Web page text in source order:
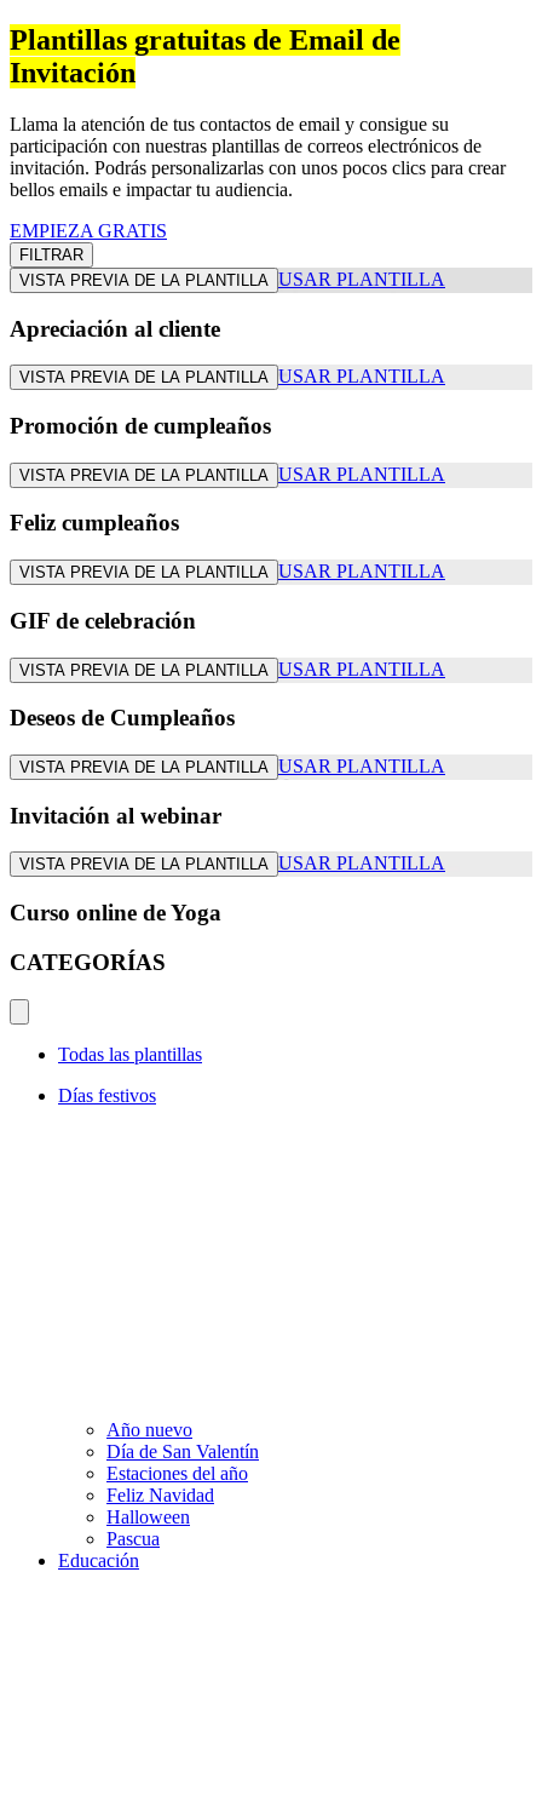
Plantillas gratuitas de Email de
Invitación
Llama la atención de tus contactos de email y consigue su
participación con nuestras plantillas de correos electrónicos de
invitación. Podrás personalizarlas con unos pocos clics para crear
bellos emails e impactar tu audiencia.
EMPIEZA GRATIS
FILTRAR
VISTA PREVIA DE LA PLANTILLA USAR PLANTILLA
Apreciación al cliente
VISTA PREVIA DE LA PLANTILLA USAR PLANTILLA
Promoción de cumpleaños
VISTA PREVIA DE LA PLANTILLA USAR PLANTILLA
Feliz cumpleaños
VISTA PREVIA DE LA PLANTILLA USAR PLANTILLA
GIF de celebración
VISTA PREVIA DE LA PLANTILLA USAR PLANTILLA
Deseos de Cumpleaños
VISTA PREVIA DE LA PLANTILLA USAR PLANTILLA
Invitación al webinar
VISTA PREVIA DE LA PLANTILLA USAR PLANTILLA
Curso online de Yoga
CATEGORÍAS
Todas las plantillas
Días festivos
Año nuevo
Día de San Valentín
Estaciones del año
Feliz Navidad
Halloween
Pascua
Educación